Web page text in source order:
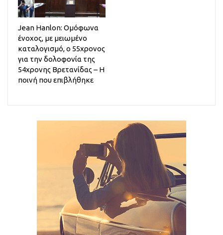
Jean Hanlon: Ομόφωνα
ένοχος, με μειωμένο
καταλογισμό, ο 55χρονος
για την δολοφονία της
54χρονης Βρετανίδας – Η
ποινή που επιβλήθηκε